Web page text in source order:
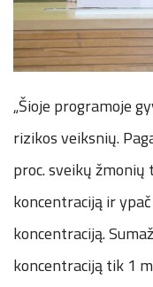
„Šioje programoje
rizikos veiksnių.
proc. sveikų
koncentraciją ir
koncentraciją.
koncentraciją tik 1